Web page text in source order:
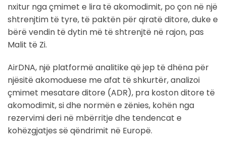
nxitur nga çmimet e lira të akomodimit, po çon në një
shtrenjtim të tyre, të paktën për qiratë ditore, duke e
bërë vendin të dytin më të shtrenjtë në rajon, pas
Malit të Zi.
AirDNA, një platformë analitike që jep të dhëna për
njësitë akomoduese me afat të shkurtër, analizoi
çmimet mesatare ditore (ADR), pra koston ditore të
akomodimit, si dhe normën e zënies, kohën nga
rezervimi deri në mbërritje dhe tendencat e
kohëzgjatjes së qëndrimit në Europë.